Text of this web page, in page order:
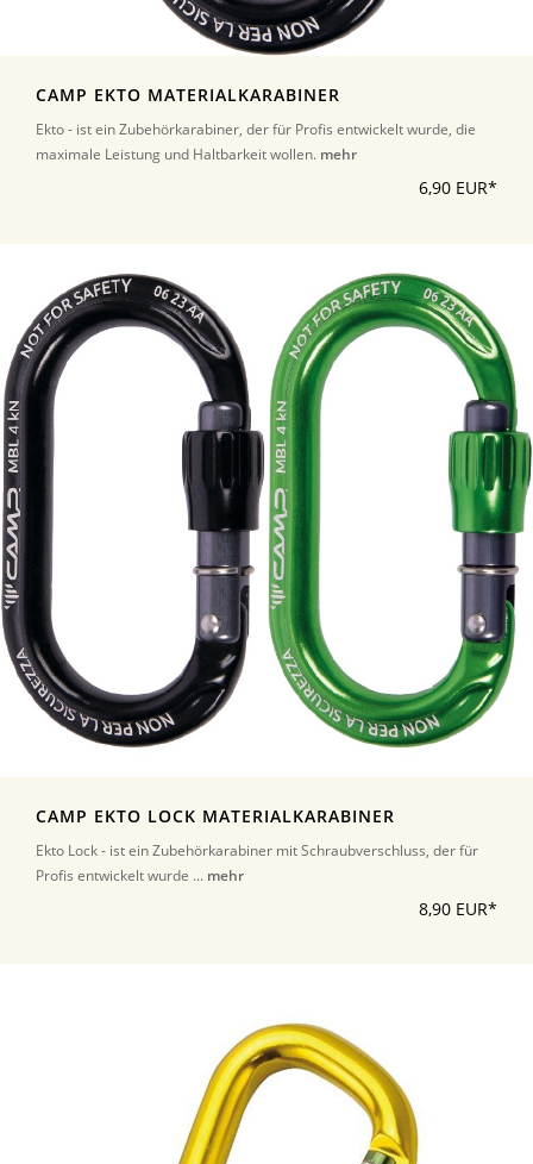
CAMP EKTO MATERIALKARABINER
Ekto - ist ein Zubehörkarabiner, der für Profis entwickelt wurde, die
maximale Leistung und Haltbarkeit wollen. mehr
6,90 EUR*
CAMP EKTO LOCK MATERIALKARABINER
Ekto Lock - ist ein Zubehörkarabiner mit Schraubverschluss, der für
Profis entwickelt wurde ... mehr
8,90 EUR*